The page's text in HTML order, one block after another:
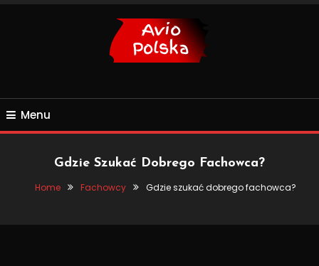
Menu
Gdzie Szukać Dobrego Fachowca?
Home Fachowcy Gdzie szukać dobrego fachowca?
Fachowcy
Remont